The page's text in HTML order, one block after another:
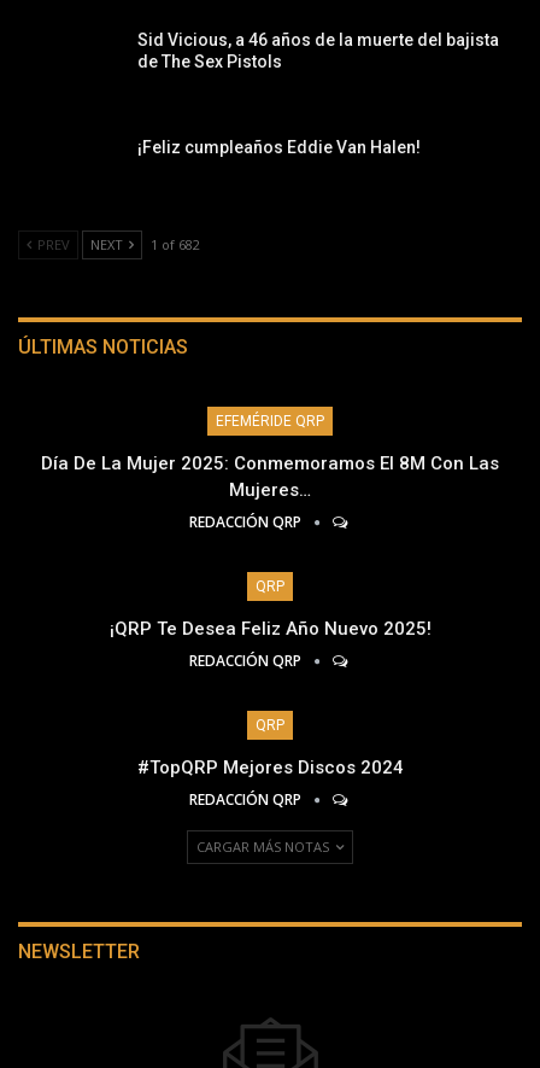
Sid Vicious, a 46 años de la muerte del bajista
de The Sex Pistols
¡Feliz cumpleaños Eddie Van Halen!
PREV NEXT 1 of 682
ÚLTIMAS NOTICIAS
EFEMÉRIDE QRP
Día De La Mujer 2025: Conmemoramos El 8M Con Las
Mujeres…
REDACCIÓN QRP
QRP
¡QRP Te Desea Feliz Año Nuevo 2025!
REDACCIÓN QRP
QRP
#TopQRP Mejores Discos 2024
REDACCIÓN QRP
CARGAR MÁS NOTAS
NEWSLETTER